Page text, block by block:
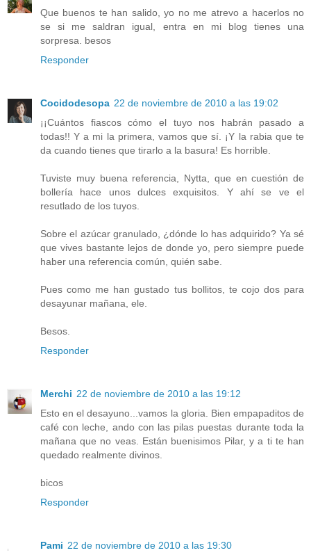
Que buenos te han salido, yo no me atrevo a hacerlos no
se si me saldran igual, entra en mi blog tienes una
sorpresa. besos
Responder
Cocidodesopa 22 de noviembre de 2010 a las 19:02
¡¡Cuántos fiascos cómo el tuyo nos habrán pasado a
todas!! Y a mi la primera, vamos que sí. ¡Y la rabia que te
da cuando tienes que tirarlo a la basura! Es horrible.
Tuviste muy buena referencia, Nytta, que en cuestión de
bollería hace unos dulces exquisitos. Y ahí se ve el
resutlado de los tuyos.
Sobre el azúcar granulado, ¿dónde lo has adquirido? Ya sé
que vives bastante lejos de donde yo, pero siempre puede
haber una referencia común, quién sabe.
Pues como me han gustado tus bollitos, te cojo dos para
desayunar mañana, ele.
Besos.
Responder
Merchi 22 de noviembre de 2010 a las 19:12
Esto en el desayuno...vamos la gloria. Bien empapaditos de
café con leche, ando con las pilas puestas durante toda la
mañana que no veas. Están buenisimos Pilar, y a ti te han
quedado realmente divinos.
bicos
Responder
Pami 22 de noviembre de 2010 a las 19:30